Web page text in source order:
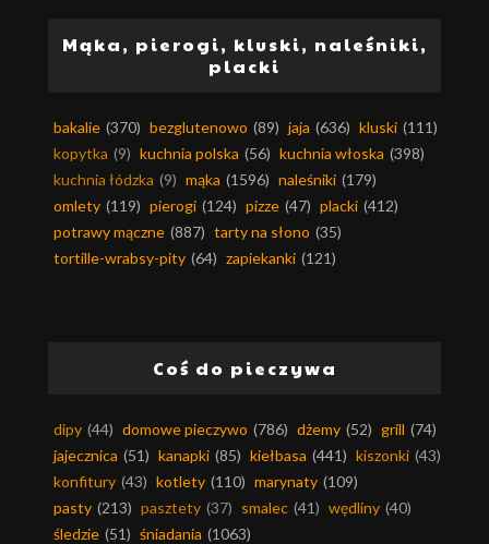
Mąka, pierogi, kluski, naleśniki,
placki
bakalie (370) bezglutenowo (89) jaja (636) kluski (111)
kopytka (9) kuchnia polska (56) kuchnia włoska (398)
kuchnia łódzka (9) mąka (1596) naleśniki (179)
omlety (119) pierogi (124) pizze (47) placki (412)
potrawy mączne (887) tarty na słono (35)
tortille-wrabsy-pity (64) zapiekanki (121)
Coś do pieczywa
dipy (44) domowe pieczywo (786) dżemy (52) grill (74)
jajecznica (51) kanapki (85) kiełbasa (441) kiszonki (43)
konfitury (43) kotlety (110) marynaty (109)
pasty (213) pasztety (37) smalec (41) wędliny (40)
śledzie (51) śniadania (1063)